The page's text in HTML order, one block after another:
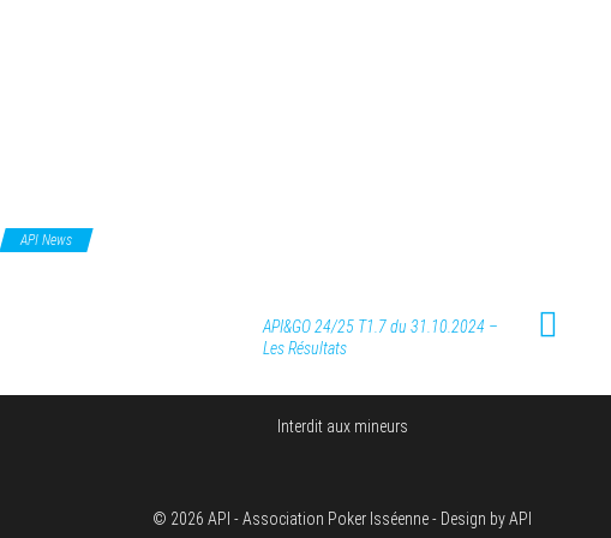
API News
API&GO 24/25 T1.7 du 31.10.2024 –
Les Résultats
Interdit aux mineurs
© 2026 API - Association Poker Isséenne - Design by API